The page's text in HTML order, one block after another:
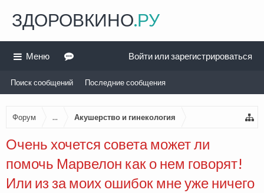
Форум ... Акушерство и гинекология
Очень хочется совета может ли
помочь Марвелон как о нем говорят!
Или из за моих ошибок мне уже ничего
ЗДОРОВКИНО.РУ
Меню
Поиск сообщений Последние сообщения
Войти или зарегистрироваться